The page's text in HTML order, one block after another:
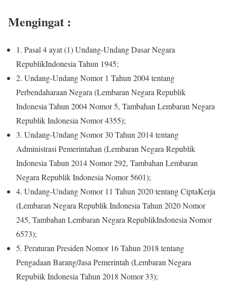
Mengingat :
1. Pasal 4 ayat (1) Undang-Undang Dasar Negara
RepublikIndonesia Tahun 1945;
2. Undang-Undang Nomor 1 Tahun 2004 tentang
Perbendaharaan Negara (Lembaran Negara Republik
Indonesia Tahun 2004 Nomor 5, Tambahan Lembaran Negara
Republik Indonesia Nomor 4355);
3. Undang-Undang Nomor 30 Tahun 2014 tentang
Administrasi Pemerintahan (Lembaran Negara Republik
Indonesia Tahun 2014 Nomor 292, Tambahan Lembaran
Negara Republik Indonesia Nomor 5601);
4. Undang-Undang Nomor 11 Tahun 2020 tentang CiptaKerja
(Lembaran Negara Republik Indonesia Tahun 2020 Nomor
245, Tambahan Lembaran Negara RepublikIndonesia Nomor
6573);
5. Peraturan Presiden Nomor 16 Tahun 2018 tentang
Pengadaan Barang/Jasa Pemerintah (Lembaran Negara
Repubiik Indonesia Tahun 2018 Nomor 33);